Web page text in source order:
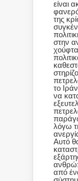
είναι
της
στην
χούφτα
το
να
λόγω
Αυτό
από